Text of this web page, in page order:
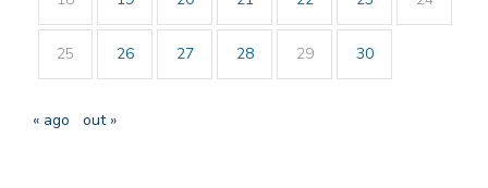
25 26 27 28 29 30
« ago out »